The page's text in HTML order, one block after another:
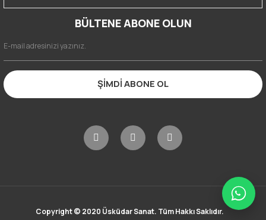
BÜLTENE ABONE OLUN
ŞİMDİ ABONE OL
Copyright © 2020 Üsküdar Sanat. Tüm Hakkı Saklıdır.